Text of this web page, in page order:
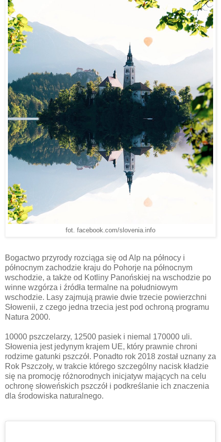
fot. facebook.com/slovenia.info
Bogactwo przyrody rozciąga się od Alp na północy i
północnym zachodzie kraju do Pohorje na północnym
wschodzie, a także od Kotliny Panońskiej na wschodzie po
winne wzgórza i źródła termalne na południowym
wschodzie. Lasy zajmują prawie dwie trzecie powierzchni
Słowenii, z czego jedna trzecia jest pod ochroną programu
Natura 2000.
10000 pszczelarzy, 12500 pasiek i niemal 170000 uli.
Słowenia jest jedynym krajem UE, który prawnie chroni
rodzime gatunki pszczół. Ponadto rok 2018 został uznany za
Rok Pszczoły, w trakcie którego szczególny nacisk kładzie
się na promocję różnorodnych inicjatyw mających na celu
ochronę słoweńskich pszczół i podkreślanie ich znaczenia
dla środowiska naturalnego.